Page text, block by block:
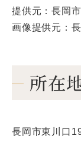
提供元：長岡
画像提供元：
所在
長岡市東川口